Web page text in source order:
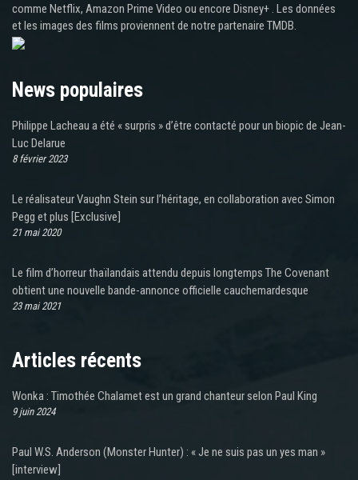
comme Netflix, Amazon Prime Video ou encore Disney+ . Les données
et les images des films proviennent de notre partenaire TMDB.
News populaires
Philippe Lacheau a été « surpris » d’être contacté pour un biopic de Jean-
Luc Delarue
8 février 2023
Le réalisateur Vaughn Stein sur l’héritage, en collaboration avec Simon
Pegg et plus [Exclusive]
21 mai 2020
Le film d’horreur thaïlandais attendu depuis longtemps The Covenant
obtient une nouvelle bande-annonce officielle cauchemardesque
23 mai 2021
Articles récents
Wonka : Timothée Chalamet est un grand chanteur selon Paul King
9 juin 2024
Paul W.S. Anderson (Monster Hunter) : « Je ne suis pas un yes man »
[interview]